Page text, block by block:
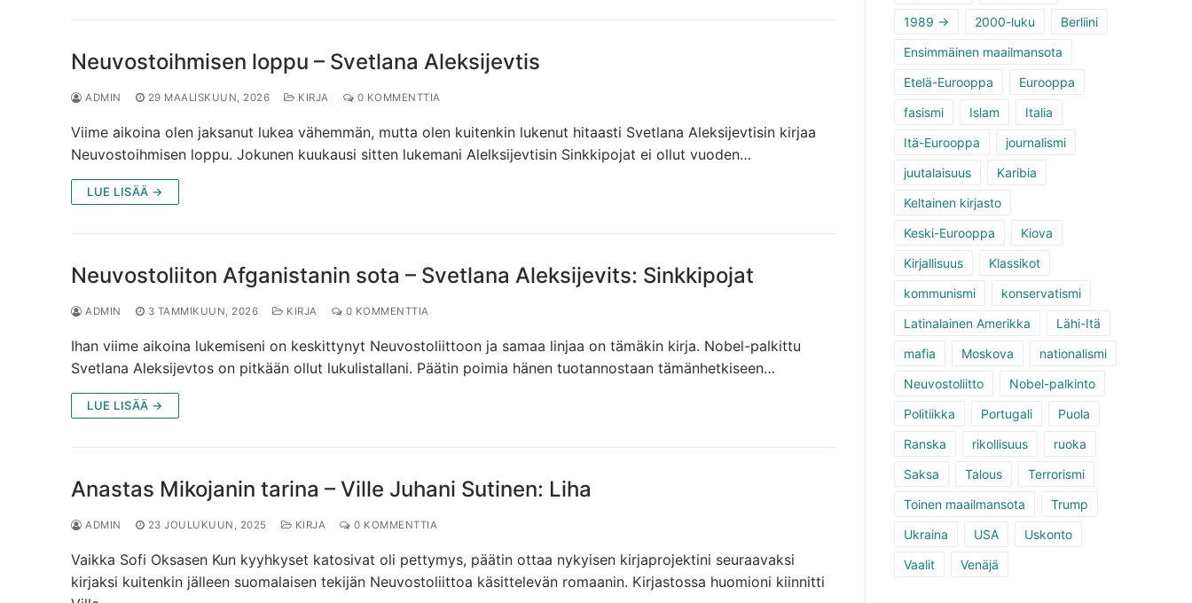
Neuvostoihmisen loppu – Svetlana Aleksijevtis
ADMIN 29 MAALISKUUN, 2026 KIRJA 0 KOMMENTTIA
Viime aikoina olen jaksanut lukea vähemmän, mutta olen kuitenkin lukenut hitaasti Svetlana Aleksijevtisin kirjaa
Neuvostoihmisen loppu. Jokunen kuukausi sitten lukemani Alelksijevtisin Sinkkipojat ei ollut vuoden…
LUE LISÄÄ →
Neuvostoliiton Afganistanin sota – Svetlana Aleksijevits: Sinkkipojat
ADMIN 3 TAMMIKUUN, 2026 KIRJA 0 KOMMENTTIA
Ihan viime aikoina lukemiseni on keskittynyt Neuvostoliittoon ja samaa linjaa on tämäkin kirja. Nobel-palkittu
Svetlana Aleksijevtos on pitkään ollut lukulistallani. Päätin poimia hänen tuotannostaan tämänhetkiseen…
LUE LISÄÄ →
Anastas Mikojanin tarina – Ville Juhani Sutinen: Liha
ADMIN 23 JOULUKUUN, 2025 KIRJA 0 KOMMENTTIA
Vaikka Sofi Oksasen Kun kyyhkyset katosivat oli pettymys, päätin ottaa nykyisen kirjaprojektini seuraavaksi
kirjaksi kuitenkin jälleen suomalaisen tekijän Neuvostoliittoa käsittelevän romaanin. Kirjastossa huomioni kiinnitti
1989 ->
2000-luku
Berliini
Ensimmäinen maailmansota
Etelä-Eurooppa
Eurooppa
fasismi
Islam
Italia
Itä-Eurooppa
journalismi
juutalaisuus
Karibia
Keltainen kirjasto
Keski-Eurooppa
Kiova
Kirjallisuus
Klassikot
kommunismi
konservatismi
Latinalainen Amerikka
Lähi-Itä
mafia
Moskova
nationalismi
Neuvostoliitto
Nobel-palkinto
Politiikka
Portugali
Puola
Ranska
rikollisuus
ruoka
Saksa
Talous
Terrorismi
Toinen maailmansota
Trump
Ukraina
USA
Uskonto
Vaalit
Venäjä